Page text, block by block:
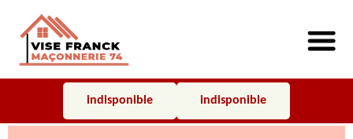
indisponible indisponible